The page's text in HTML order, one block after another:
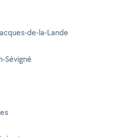
de-la-Lande
Sévigné